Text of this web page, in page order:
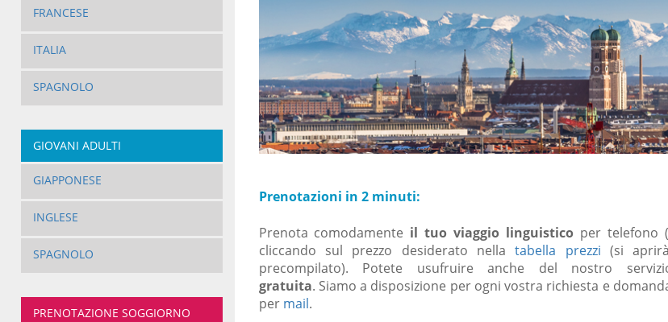
FRANCESE
ITALIA
SPAGNOLO
GIOVANI ADULTI
GIAPPONESE
INGLESE
SPAGNOLO
PRENOTAZIONE SOGGIORNO
Prenotazioni in 2 minuti:
Prenota comodamente il tuo viaggio linguistico per telefono
cliccando sul prezzo desiderato nellatabella prezzi (si
precompilato). Potete usufruire anche del nostro
gratuita. Siamo a disposizione per ogni vostra richiesta e
per mail.